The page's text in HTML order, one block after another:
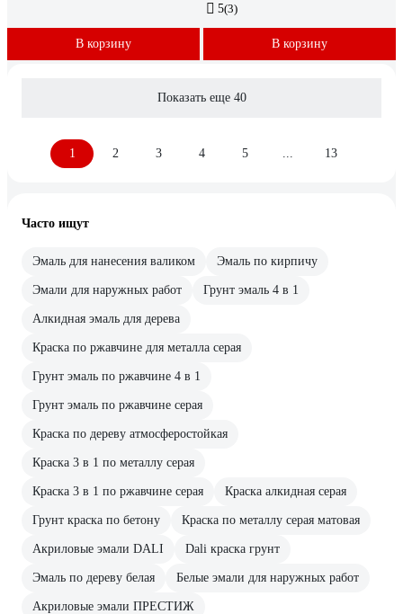
В корзину
5(3)
В корзину
Показать еще 40
1 2 3 4 5 13
Часто ищут
Эмаль для нанесения валиком Эмаль по кирпичу
Эмали для наружных работ Грунт эмаль 4 в 1
Алкидная эмаль для дерева
Краска по ржавчине для металла серая
Грунт эмаль по ржавчине 4 в 1
Грунт эмаль по ржавчине серая
Краска по дереву атмосферостойкая
Краска 3 в 1 по металлу серая
Краска 3 в 1 по ржавчине серая Краска алкидная серая
Грунт краска по бетону Краска по металлу серая матовая
Акриловые эмали DALI Dali краска грунт
Эмаль по дереву белая Белые эмали для наружных работ
Акриловые эмали ПРЕСТИЖ